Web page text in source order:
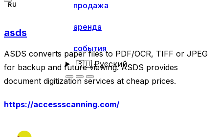
продажа
аренда
события
🇷🇺Русский
RU
asds
ASDS converts paper files to PDF/OCR, TIFF or JPEG
for backup and future viewing. ASDS provides
document digitization services at cheap prices.
https://accessscanning.com/